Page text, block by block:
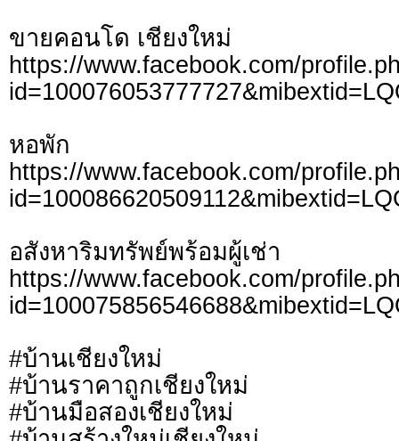
ขายคอนโด เชียงใหม่
https://www.facebook.com/
หอพัก
https://www.facebook.com/
อสังหาริมทรัพย์พร้อมผู้เช่า
https://www.facebook.com/
#บ้านเชียงใหม่
#บ้านราคาถูกเชียงใหม่
#บ้านมือสองเชียงใหม่